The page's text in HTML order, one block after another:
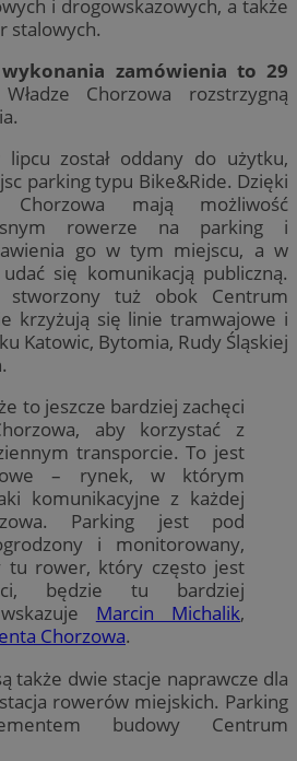
i drogowskazowych, a także
stalowych.
zamówienia to 29
Władze Chorzowa rozstrzygną
został oddany do użytku,
parking typu Bike&Ride. Dzięki
Chorzowa mają możliwość
rowerze na parking i
go w tym miejscu, a w
się komunikacją publiczną.
stworzony tuż obok Centrum
krzyżują się linie tramwajowe i
Katowic, Bytomia, Rudy Śląskiej
to jeszcze bardziej zachęci
aby korzystać z
transporcie. To jest
– rynek, w którym
komunikacyjne z każdej
Parking jest pod
i monitorowany,
tu rower, który często jest
będzie tu bardziej
Marcin Michalik,
Chorzowa.
także dwie stacje naprawcze dla
rowerów miejskich. Parking
budowy Centrum